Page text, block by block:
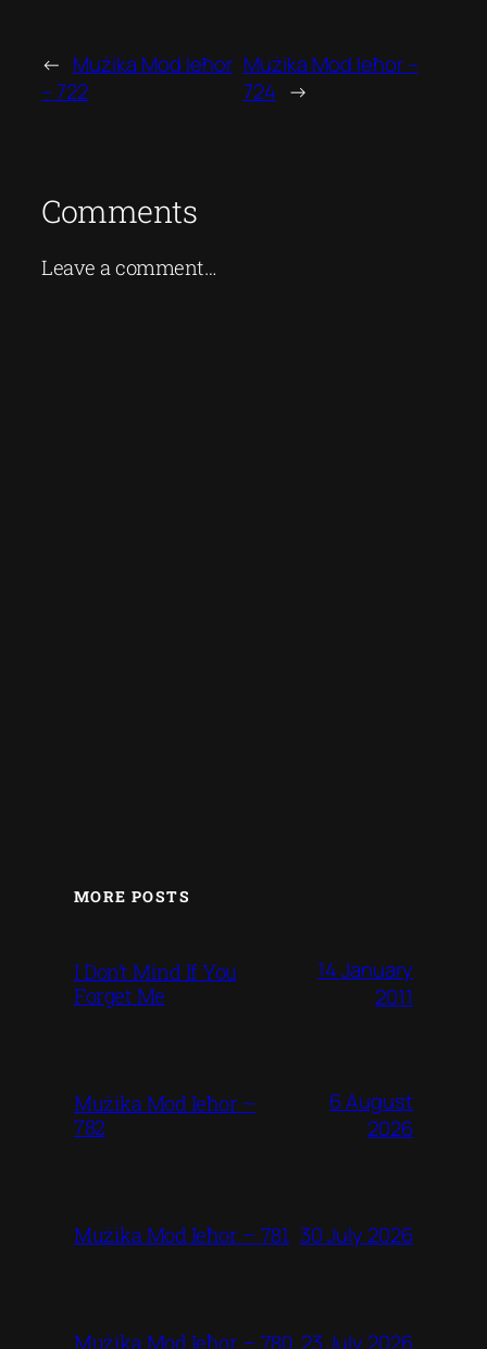
← Mużika Mod Ieħor
– 722
Mużika Mod Ieħor –
724 →
Comments
Leave a comment…
MORE POSTS
I Don’t Mind If You
Forget Me
14 January
2011
Mużika Mod Ieħor –
782
6 August
2026
Mużika Mod Ieħor – 781 30 July 2026
Mużika Mod Ieħor – 780 23 July 2026